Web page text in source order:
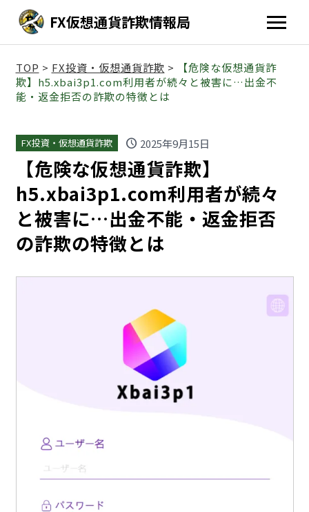
FX仮想通貨詐欺情報局
TOP > FX投資・仮想通貨詐欺 >
【危険な仮想通貨詐
欺】h5.xbai3p1.com利用者が続々と被害に…出金不
能・返金拒否の詐欺の特徴とは
FX投資・仮想通貨詐欺 schedule 2025年9月15日
【危険な仮想通貨詐欺】
h5.xbai3p1.com利用者が続々
と被害に…出金不能・返金拒否
の詐欺の特徴とは